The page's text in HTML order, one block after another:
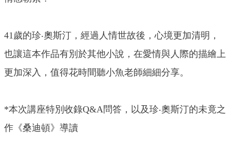
41歲的珍‧奧斯汀，經過人情世故後，心境更加清明，
也讓這本作品有別於其他小說，在愛情與人際的描繪上
更加深入，值得花時間聽小魚老師細細分享。
*本次講座特別收錄Q&A問答，以及珍‧奧斯汀的未竟之
作《桑迪頓》導讀